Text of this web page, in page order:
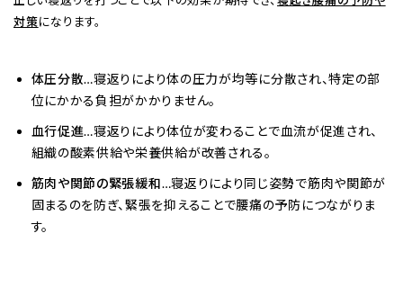
対策になります。
体圧分散…寝返りにより体の圧力が均等に分散され、特定の部
位にかかる負担がかかりません。
血行促進…寝返りにより体位が変わることで血流が促進され、
組織の酸素供給や栄養供給が改善される。
筋肉や関節の緊張緩和…寝返りにより同じ姿勢で筋肉や関節が
固まるのを防ぎ、緊張を抑えることで腰痛の予防につながりま
す。